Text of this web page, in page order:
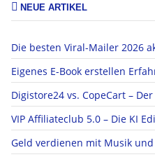
NEUE ARTIKEL
Die besten Viral-Mailer 2026
Eigenes E-Book erstellen
Digistore24 vs. CopeCart –
VIP Affiliateclub 5.0 – Die KI
Geld verdienen mit Musik